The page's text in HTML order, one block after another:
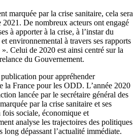
marquée par la crise sanitaire, cela sera
2021. De nombreux acteurs ont engagé
à apporter à la crise, à l’instar du
environnemental à travers ses rapports
Celui de 2020 est ainsi centré sur la
du Gouvernement.
pour appréhender
la France pour les ODD. L’année 2020
lancée par le secrétaire général des
par la crise sanitaire et ses
fois sociale, économique et
analyse les trajectoires des politiques
dépassant l’actualité immédiate.